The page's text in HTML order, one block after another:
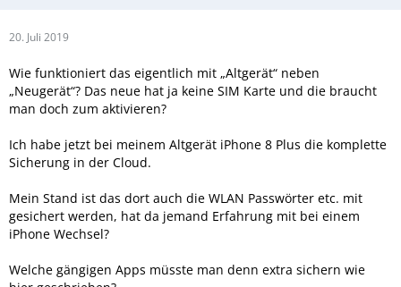
20. Juli 2019
Wie funktioniert das eigentlich mit „Altgerät“ neben
„Neugerät“? Das neue hat ja keine SIM Karte und die braucht
man doch zum aktivieren?
Ich habe jetzt bei meinem Altgerät iPhone 8 Plus die komplette
Sicherung in der Cloud.
Mein Stand ist das dort auch die WLAN Passwörter etc. mit
gesichert werden, hat da jemand Erfahrung mit bei einem
iPhone Wechsel?
Welche gängigen Apps müsste man denn extra sichern wie